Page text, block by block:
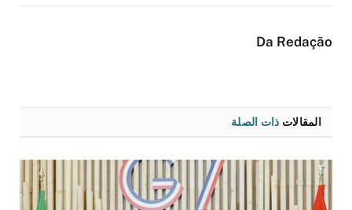
Da Redação
المقالات ذات الصلة